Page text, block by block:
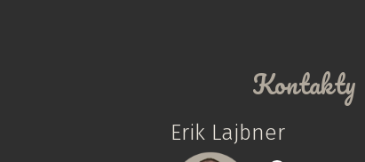
Kontakty
Erik Lajbner